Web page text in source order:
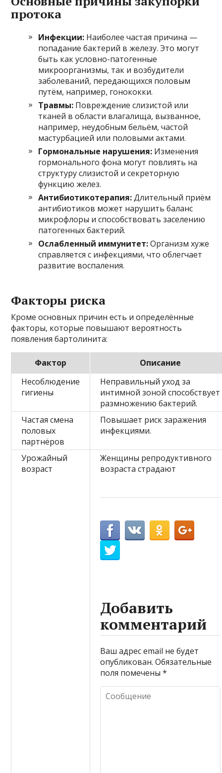
протока
Инфекции: Наиболее частая причина —
попадание бактерий в железу. Это могут
быть как условно-патогенные
микроорганизмы, так и возбудители
заболеваний, передающихся половым
путём, например, гонококки.
Травмы: Повреждение слизистой или
тканей в области влагалища, вызванное,
например, неудобным бельём, частой
мастурбацией или половыми актами.
Гормональные нарушения: Изменения
гормонального фона могут повлиять на
структуру слизистой и секреторную
функцию желез.
Антибиотикотерапия:Длительный приём
антибиотиков может нарушить баланс
микрофлоры и способствовать заселению
патогенных бактерий.
Ослабленный иммунитет:Организм хуже
справляется с инфекциями, что облегчает
развитие воспаления.
Факторы риска
Кроме основных причин есть и определённые
факторы, которые повышают вероятность
появления бартолинита:
Фактор
Описание
Несоблюдение
гигиены
Неправильный уход за
интимной зоной способствует
размножению бактерий.
Частая смена
половых
партнёров
Повышает риск заражения
инфекциями.
Урожайный
возраст
Женщины репродуктивного
возраста страдают
Добавить
комментарий
Ваш адрес email не будет
опубликован. Обязательные
поля помечены*